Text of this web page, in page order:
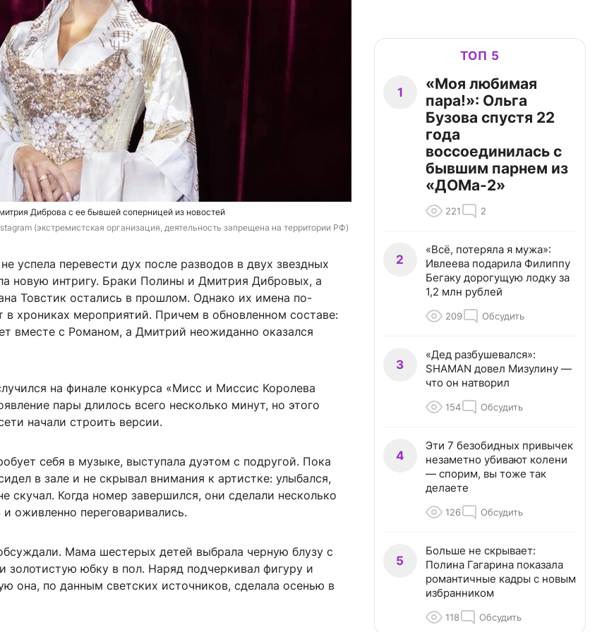
Диброва с ее бывшей соперницей из новостей
(экстремистская организация, деятельность запрещена на территории РФ)
успела перевести дух после разводов в двух звездных
новую интригу. Браки Полины и Дмитрия Дибровых, а
Товстик остались в прошлом. Однако их имена по-
хрониках мероприятий. Причем в обновленном составе:
вместе с Романом, а Дмитрий неожиданно оказался
на финале конкурса «Мисс и Миссис Королева
пары длилось всего несколько минут, но этого
начали строить версии.
себя в музыке, выступала дуэтом с подругой. Пока
в зале и не скрывал внимания к артистке: улыбался,
скучал. Когда номер завершился, они сделали несколько
оживленно переговаривались.
Мама шестерых детей выбрала черную блузу с
золотистую юбку в пол. Наряд подчеркивал фигуру и
она, по данным светских источников, сделала осенью в
ТОП 5
1
«Моя любимая
пара!»: Ольга
Бузова спустя 22
года
воссоединилась с
бывшим парнем из
«ДОМа-2»
221 2
2
«Всё, потеряла я мужа»:
Ивлеева подарила Филиппу
Бегаку дорогущую лодку за
1,2 млн рублей
209 Обсудить
3
«Дед разбушевался»:
SHAMAN довел Мизулину —
что он натворил
154 Обсудить
4
Эти 7 безобидных привычек
незаметно убивают колени
— спорим, вы тоже так
делаете
126 Обсудить
5
Больше не скрывает:
Полина Гагарина показала
романтичные кадры с новым
избранником
118 Обсудить